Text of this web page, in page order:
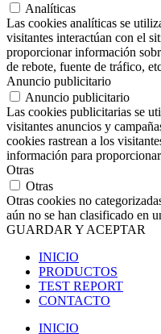
Analíticas
Las cookies analíticas se
visitantes interactúan con el
proporcionar información
de rebote, fuente de tráfico,
Anuncio publicitario
Anuncio publicitario
Las cookies publicitarias se
visitantes anuncios y
cookies rastrean a los
información para
Otras
Otras
Otras cookies no
aún no se han clasificado en
GUARDAR Y ACEPTAR
INICIO
PRODUCTOS
TEST REPORT
CONTACTO
INICIO